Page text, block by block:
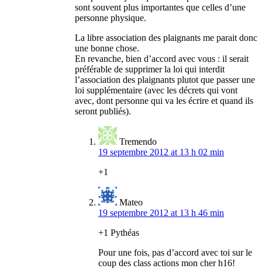
sont souvent plus importantes que celles d’une
personne physique.
La libre association des plaignants me parait donc
une bonne chose.
En revanche, bien d’accord avec vous : il serait
préférable de supprimer la loi qui interdit
l’association des plaignants plutot que passer une
loi supplémentaire (avec les décrets qui vont
avec, dont personne qui va les écrire et quand ils
seront publiés).
Tremendo
19 septembre 2012 at 13 h 02 min
+1
Mateo
19 septembre 2012 at 13 h 46 min
+1 Pythéas
Pour une fois, pas d’accord avec toi sur le
coup des class actions mon cher h16!